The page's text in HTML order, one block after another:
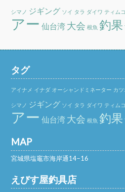
シマノ ジギング ソイ タラ ダイワ ティムコ
アー 仙台湾 大会 根魚 釣果
タグ
アイナメ イナダ オーシャンドミネーター カツ
シマノ ジギング ソイ タラ ダイワ ティムコ
アー 仙台湾 大会 根魚 釣果
MAP
宮城県塩竈市海岸通14−16
えびす屋釣具店